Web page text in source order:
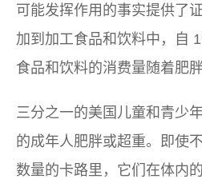
可能发挥作用的事实提供了
加到加工食品和饮料中，自
食品和饮料的消费量随着肥
三分之一的美国儿童和青少
的成年人肥胖或超重。即使
数量的卡路里，它们在体内